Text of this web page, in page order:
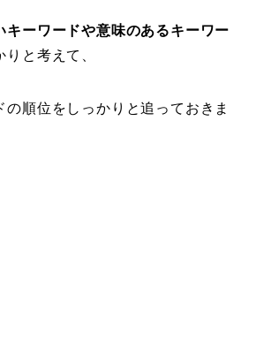
キーワードや意味のあるキーワー
と考えて、
の順位をしっかりと追っておきま